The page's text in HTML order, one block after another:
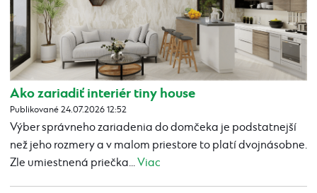
Ako zariadiť interiér tiny house
Publikované 24.07.2026 12:52
Výber správneho zariadenia do domčeka je podstatnejší
než jeho rozmery a v malom priestore to platí dvojnásobne.
Zle umiestnená priečka...Viac